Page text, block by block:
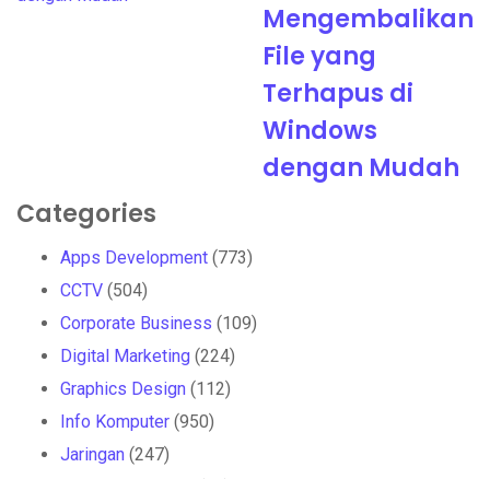
Mengembalikan
File yang
Terhapus di
Windows
dengan Mudah
Categories
Apps Development (773)
CCTV (504)
Corporate Business (109)
Digital Marketing (224)
Graphics Design (112)
Info Komputer (950)
Jaringan (247)